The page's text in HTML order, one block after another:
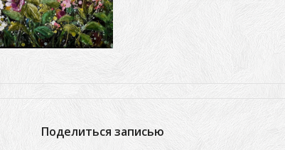
Поделиться записью